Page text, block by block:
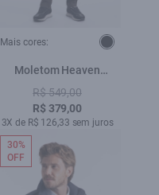
Mais cores:
Moletom Heaven
Embroidery Preto
R$ 549,00
R$ 379,00
3X de R$ 126,33 sem juros
30%
OFF